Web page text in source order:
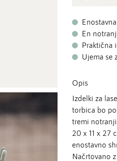
En
Praktična
Ujema se
Opis
Izdelki za
torbica bo
tremi
20 x 11 x 27
enostavno
Načrtovano